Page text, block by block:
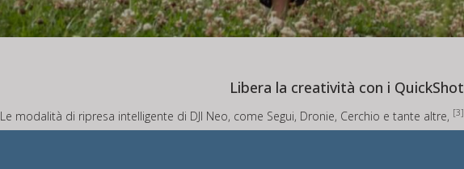
Libera la creatività con i QuickShot
Le modalità di ripresa intelligente di DJI Neo, come Segui, Dronie, Cerchio e tante altre, [3]